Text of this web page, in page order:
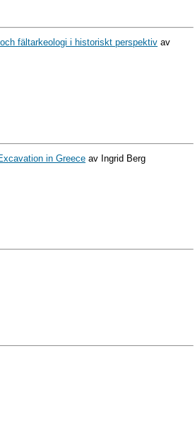
fältarkeologi i historiskt perspektiv av
in Greece av Ingrid Berg